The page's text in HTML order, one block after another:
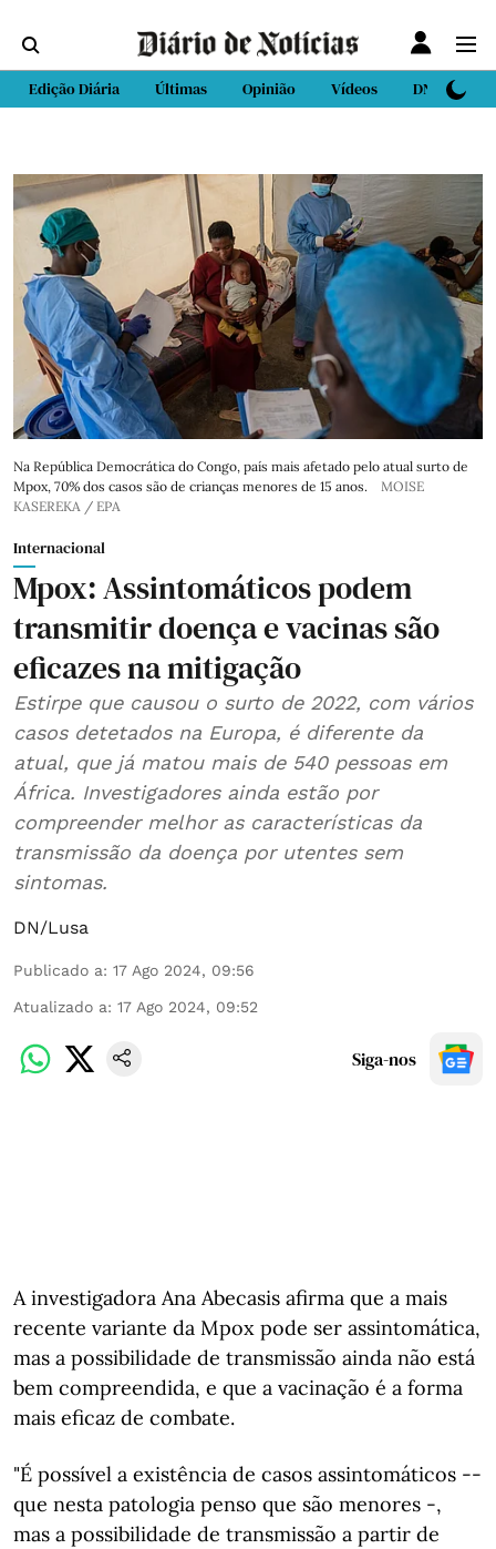
Edição Diária Últimas Opinião Vídeos DN Sport
Na República Democrática do Congo, país mais afetado pelo atual surto de
Mpox, 70% dos casos são de crianças menores de 15 anos.
MOISE
KASEREKA / EPA
Internacional
Mpox: Assintomáticos podem
transmitir doença e vacinas são
eficazes na mitigação
Estirpe que causou o surto de 2022, com vários
casos detetados na Europa, é diferente da
atual, que já matou mais de 540 pessoas em
África. Investigadores ainda estão por
compreender melhor as características da
transmissão da doença por utentes sem
sintomas.
DN/Lusa
Publicado a: 17 Ago 2024, 09:56
Atualizado a: 17 Ago 2024, 09:52
Siga-nos
A investigadora Ana Abecasis afirma que a mais
recente variante da Mpox pode ser assintomática,
mas a possibilidade de transmissão ainda não está
bem compreendida, e que a vacinação é a forma
mais eficaz de combate.
"É possível a existência de casos assintomáticos --
que nesta patologia penso que são menores -,
mas a possibilidade de transmissão a partir de